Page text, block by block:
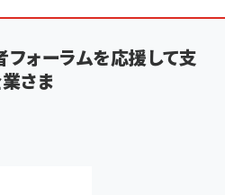
フォーラムを応援して支
さま